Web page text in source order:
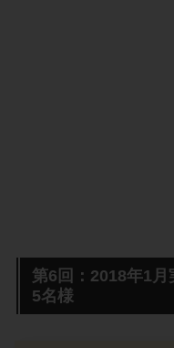
第6回：2018年1月
5名様